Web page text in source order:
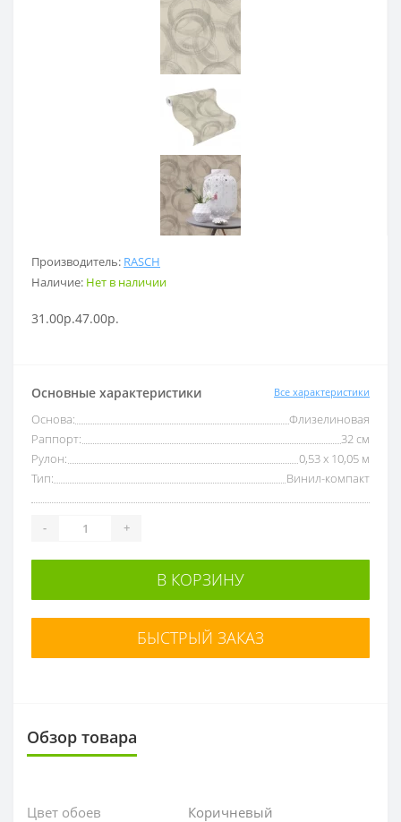
Производитель: RASCH
Наличие: Нет в наличии
31.00р.47.00р.
Основные характеристики Все характеристики
Основа:
Флизелиновая
Раппорт:
32 см
Рулон:
0,53 x 10,05 м
Тип:
Винил-компакт
- +
В КОРЗИНУ
БЫСТРЫЙ ЗАКАЗ
Обзор товара
Цвет обоев Коричневый